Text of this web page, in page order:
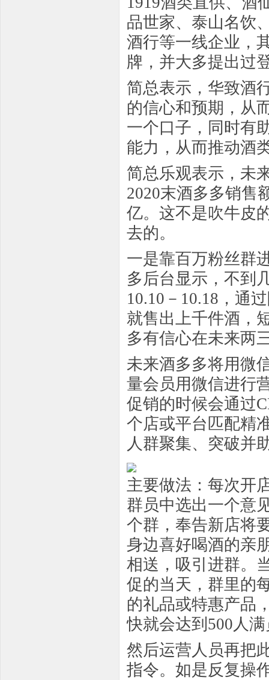
品世家、泰山名饮
酒行等一线企业，
牌，并大多提出过
简总表示，华致酒
的信心和预期，从
一个口子，同时有
能力，从而推动酒
简总乐观表示，未
2020末酒多多销售
亿。这不是吹牛皮
去的。
一是靠百万粉丝群
多后台显示，不到
10.10－10.18，通
就售出上千件酒，
多有信心在未来两
未来酒多多将用微
量会员用微信进行
促销的时候会通过
个店或平台匹配精
人群聚集、突破并
主要做法：每次开
群员中选出一个意
个群，奉告新店将
身边喜好喝酒的亲
相送，吸引进群。
促的当天，群里的
的礼品或特惠产品
快就会达到500人
然后运营人员再把
指令。如是反复操